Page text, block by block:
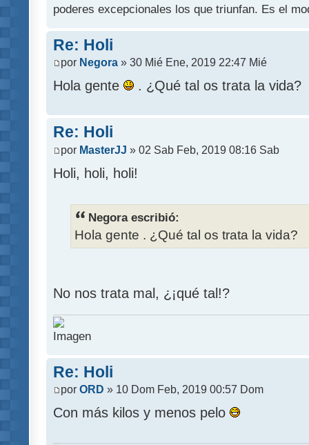
poderes excepcionales los que triunfan. Es el
Re: Holi
por Negora » 30 Mié Ene, 2019 22:47 Mié
Hola gente . ¿Qué tal os trata la vida?
Re: Holi
por MasterJJ » 02 Sab Feb, 2019 08:16 Sab
Holi, holi, holi!
Negora escribió:
Hola gente . ¿Qué tal os trata la vida?
No nos trata mal, ¿¡qué tal!?
Re: Holi
por ORD » 10 Dom Feb, 2019 00:57 Dom
Con más kilos y menos pelo